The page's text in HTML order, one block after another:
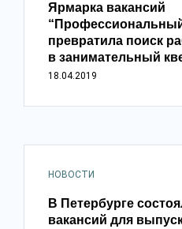
Ярмарка вакансий
превратила поиск
в занимательный
18.04.2019
НОВОСТИ
В Петербурге
вакансий для